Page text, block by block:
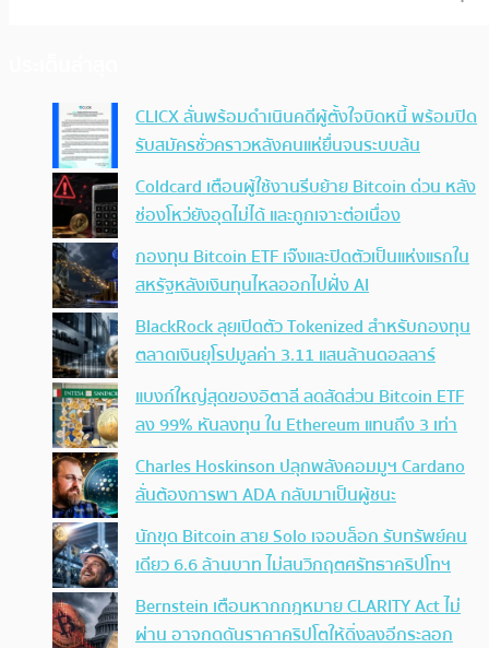
CLICX ลั่นพร้อมดำเนินคดีผู้ตั้งใจบิดหนี้ พร้อมปิด
รับสมัครชั่วคราวหลังคนแห่ยื่นจนระบบล้น
Coldcard เตือนผู้ใช้งานรีบย้าย Bitcoin ด่วน หลัง
ช่องโหว่ยังอุดไม่ได้ และถูกเจาะต่อเนื่อง
กองทุน Bitcoin ETF เจ๊งและปิดตัวเป็นแห่งแรกใน
สหรัฐหลังเงินทุนไหลออกไปฝั่ง AI
BlackRock ลุยเปิดตัว Tokenized สำหรับกองทุน
ตลาดเงินยุโรปมูลค่า 3.11 แสนล้านดอลลาร์
แบงก์ใหญ่สุดของอิตาลี ลดสัดส่วน Bitcoin ETF
ลง 99% หันลงทุน ใน Ethereum แทนถึง 3 เท่า
Charles Hoskinson ปลุกพลังคอมมูฯ Cardano
ลั่นต้องการพา ADA กลับมาเป็นผู้ชนะ
นักขุด Bitcoin สาย Solo เจอบล็อก รับทรัพย์คน
เดียว 6.6 ล้านบาท ไม่สนวิกฤตศรัทธาคริปโทฯ
Bernstein เตือนหากกฎหมาย CLARITY Act ไม่
ผ่าน อาจกดดันราคาคริปโตให้ดิ่งลงอีกระลอก